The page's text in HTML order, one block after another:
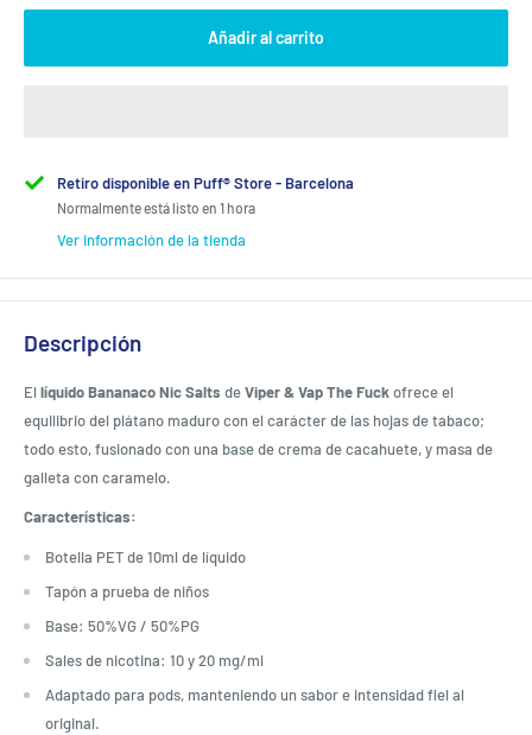
Añadir al carrito
Retiro disponible en Puff® Store - Barcelona
Normalmente está listo en 1 hora
Ver información de la tienda
Descripción
Ellíquido Bananaco Nic Salts deViper & Vap The Fuckofrece el
equilibrio del plátano maduro con el carácter de las hojas de tabaco;
todo esto, fusionado con una base de crema de cacahuete, y masa de
galleta con caramelo.
Características:
Botella PET de 10ml de líquido
Tapón a prueba de niños
Base: 50%VG / 50%PG
Sales de nicotina: 10 y 20 mg/ml
Adaptado para pods, manteniendo un sabor e intensidad fiel al
original.